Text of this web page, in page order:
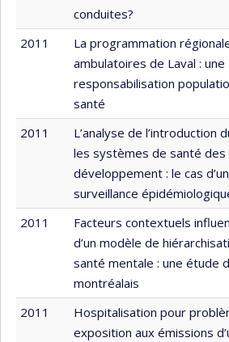
conduites?
2011
La programmation
ambulatoires de Laval : une
responsabilisation
santé
2011
L’analyse de l’introduction
les systèmes de santé des
développement : le cas
surveillance
2011
Facteurs contextuels
d’un modèle de
santé mentale : une étude
montréalais
2011
Hospitalisation pour
exposition aux émissions